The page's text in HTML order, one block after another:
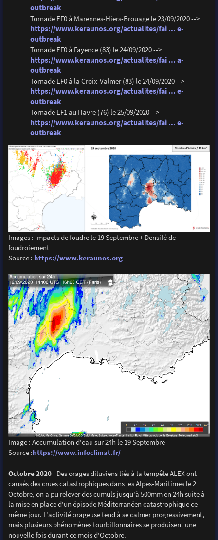
outbreak
Tornade EF0 à Marennes-Hiers-Brouage le 23/09/2020 -->
https://www.keraunos.org/actualites/fai ... e-
outbreak
Tornade EF0 à Fayence (83) le 24/09/2020 -->
https://www.keraunos.org/actualites/fai ... a-
outbreak
Tornade EF0 à la Croix-Valmer (83) le 24/09/2020 -->
https://www.keraunos.org/actualites/fai ... e-
outbreak
Tornade EF1 au Havre (76) le 25/09/2020 -->
https://www.keraunos.org/actualites/fai ... e-
outbreak
Images : Impacts de foudre le 19 Septembre + Densité de
foudroiement
Source : https://www.keraunos.org
Image : Accumulation d'eau sur 24h le 19 Septembre
Source :https://www.infoclimat.fr/
Octobre 2020: Des orages diluviens liés à la tempête ALEX ont
causés des crues catastrophiques dans les Alpes-Maritimes le 2
Octobre, on a pu relever des cumuls jusqu'à 500mm en 24h suite à
la mise en place d'un épisode Méditerranéen catastrophique ce
même jour. L'activité orageuse tend à se calmer progressivement,
mais plusieurs phénomènes tourbillonnaires se produisent une
nouvelle fois durant ce mois d'Octobre.